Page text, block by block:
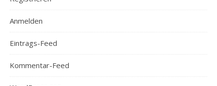
Anmelden
Eintrags-Feed
Kommentar-Feed